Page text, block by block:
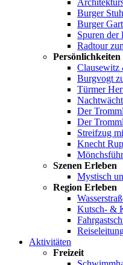
Burger
Burger
Spuren der
Radtour
Persönlichkeiten
Clausewitz
Burgvogt
Türmer
Der
Der
Streifzug
Knecht
Szenen Erleben
Mystisch
Region Erleben
Kutsch- &
Aktivitäten
Freizeit